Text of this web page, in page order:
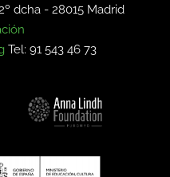
dcha -28015 Madrid
Tel: 91 543 46 73